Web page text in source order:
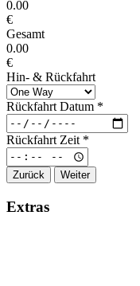
0.00
€
Gesamt
0.00
€
Hin- & Rückfahrt
Rückfahrt Datum *
Rückfahrt Zeit *
Zurück Weiter
Extras